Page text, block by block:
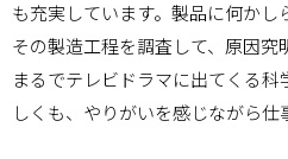
も充実しています。製品に何かし
その製造工程を調査して、原因究
まるでテレビドラマに出てくる
しくも、やりがいを感じながら仕